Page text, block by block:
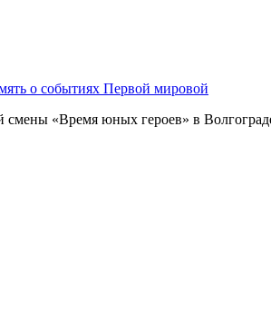
о событиях Первой мировой
смены «Время юных героев» в